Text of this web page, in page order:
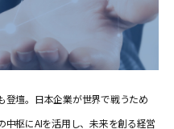
登壇。日本企業が世界で戦うため
中枢にAIを活用し、未来を創る経営